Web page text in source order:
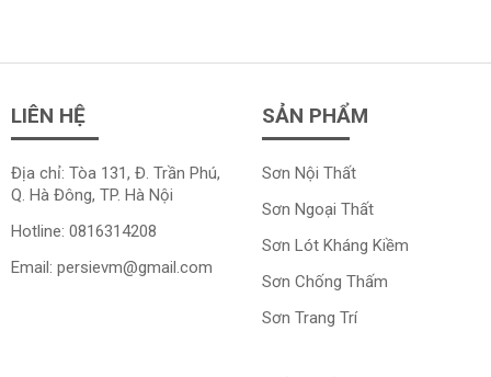
LIÊN HỆ
Địa chỉ: Tòa 131, Đ. Trần Phú,
Q. Hà Đông, TP. Hà Nội
Hotline: 0816314208
Email: persievm@gmail.com
SẢN PHẨM
Sơn Nội Thất
Sơn Ngoại Thất
Sơn Lót Kháng Kiềm
Sơn Chống Thấm
Sơn Trang Trí